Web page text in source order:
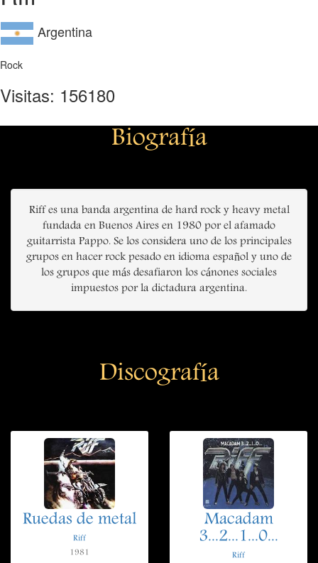
Argentina
Rock
Visitas: 156180
Biografía
Riff es una banda argentina de hard rock y heavy metal
fundada en Buenos Aires en 1980 por el afamado
guitarrista Pappo. Se los considera uno de los principales
grupos en hacer rock pesado en idioma español y uno de
los grupos que más desafiaron los cánones sociales
impuestos por la dictadura argentina.
Discografía
Ruedas de metal
Riff
1981
Macadam
3...2...1...0...
Riff